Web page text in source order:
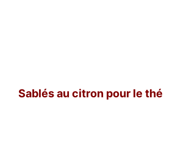
Sablés au citron pour le thé